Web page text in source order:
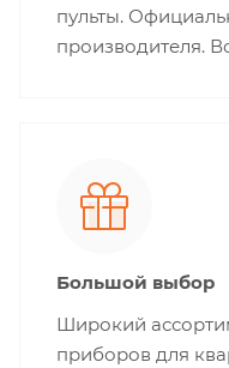
пульты.
производителя.
Большой выбор
Широкий
приборов для